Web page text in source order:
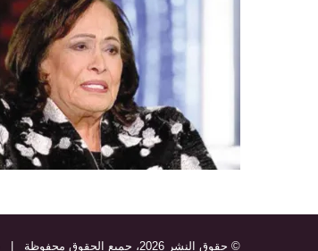
© حقوق النشر 2026، جميع الحقوق محفوظة |